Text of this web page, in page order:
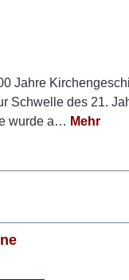
Jahre
Schwelle des 21.
wurde a… Mehr